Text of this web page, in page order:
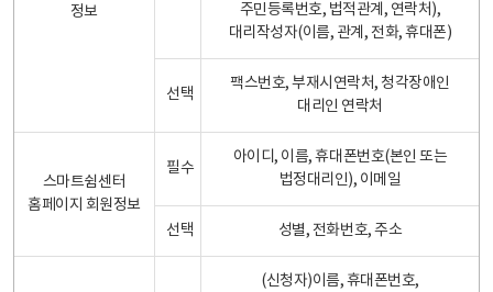
정보
주민등록번호, 법적관계, 연락처),
대리작성자(이름, 관계, 전화, 휴대폰)
선택
팩스번호, 부재시연락처, 청각장애인
대리인 연락처
스마트쉼센터
홈페이지 회원정보
필수
아이디, 이름, 휴대폰번호(본인 또는
법정대리인), 이메일
선택 성별, 전화번호, 주소
(신청자)이름, 휴대폰번호,